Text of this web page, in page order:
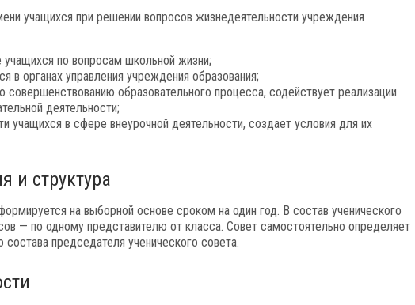
учащихся при решении вопросов жизнедеятельности учреждения
по вопросам школьной жизни;
в органах управления учреждения образования;
образовательного процесса, содействует реализации
деятельности;
учащихся в сфере внеурочной деятельности, создает условия для их
и структура
на выборной основе сроком на один год. В состав ученического
— по одному представителю от класса. Совет самостоятельно определяет
председателя ученического совета.